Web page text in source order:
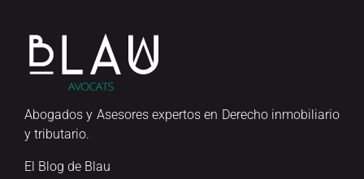
Abogados y Asesores expertos en Derecho inmobiliario
y tributario.
El Blog de Blau